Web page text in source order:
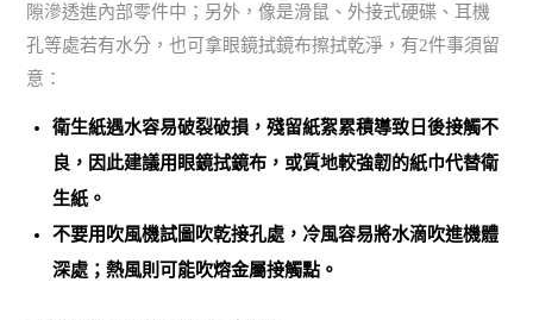
隙滲透進內部零件中；另外，像是滑鼠、外接式硬碟、耳機
孔等處若有水分，也可拿眼鏡拭鏡布擦拭乾淨，有2件事須留
意：
衛生紙遇水容易破裂破損，殘留紙絮累積導致日後接觸不
良，因此建議用眼鏡拭鏡布，或質地較強韌的紙巾代替衛
生紙。
不要用吹風機試圖吹乾接孔處， 冷風容易將水滴吹進機體
深處；熱風則可能吹熔金屬接觸點 。